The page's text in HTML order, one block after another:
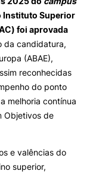
Úteis
Instituto Superior
foi aprovada
da candidatura,
(ABAE),
reconhecidas
do ponto
melhoria contínua
Objetivos de
e valências do
superior,